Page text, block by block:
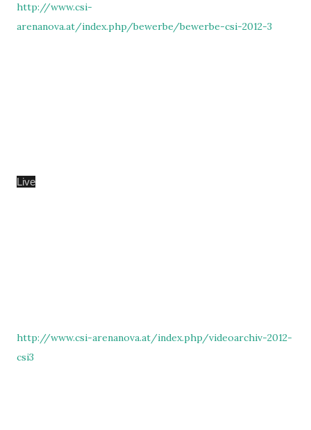
http://www.csi-
arenanova.at/index.php/bewerbe/bewerbe-csi-2012-3
Live
http://www.csi-arenanova.at/index.php/videoarchiv-2012-
csi3